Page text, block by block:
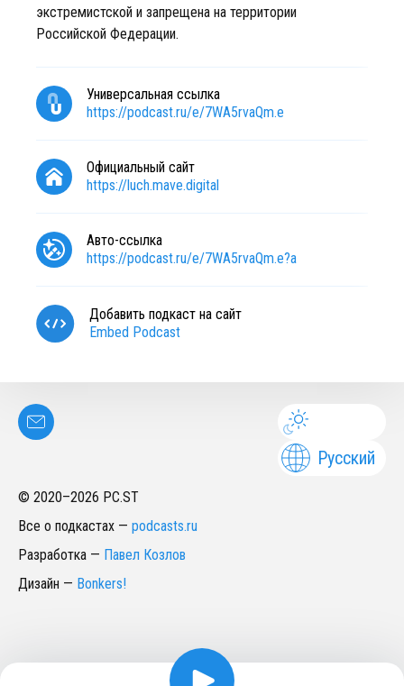
экстремистской и запрещена на территории
Российской Федерации.
Универсальная ссылка
https://podcast.ru/e/7WA5rvaQm.e
Официальный сайт
https://luch.mave.digital
Авто-ссылка
https://podcast.ru/e/7WA5rvaQm.e?a
Добавить подкаст на сайт
Embed Podcast
Русский
© 2020–2026 PC.ST
Все о подкастах — podcasts.ru
Разработка — Павел Козлов
Дизайн — Bonkers!